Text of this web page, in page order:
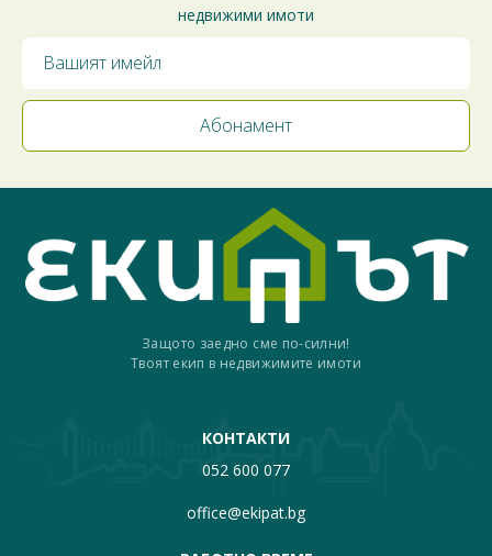
недвижими имоти
Защото заедно сме по-силни!
Твоят екип в недвижимите имоти
КОНТАКТИ
052 600 077
office@ekipat.bg